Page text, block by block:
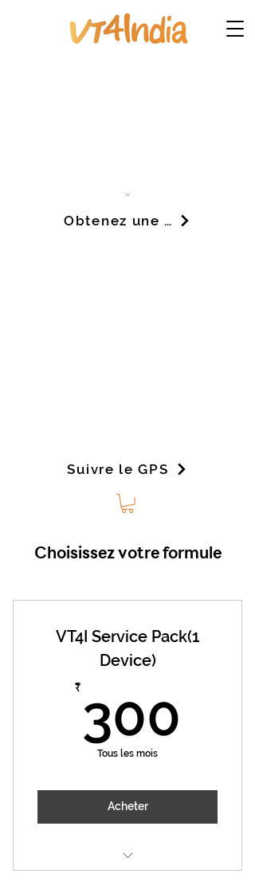
Suivre le GPS
Obtenez une démo
Choisissez votre formule
VT4I Service Pack(1
Device)
₹ 300
Tous les mois
Acheter